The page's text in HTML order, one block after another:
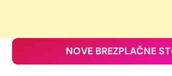
NOVE BREZPLAČNE